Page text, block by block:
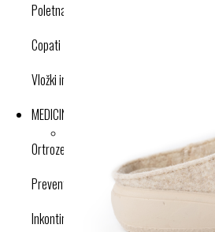
Poletna obutev
Copati
Vložki in dodatki
MEDICINSKI IZDELKI
Ortroze in opornice
Preventivne kompresijske nogavice
Inkontinenca